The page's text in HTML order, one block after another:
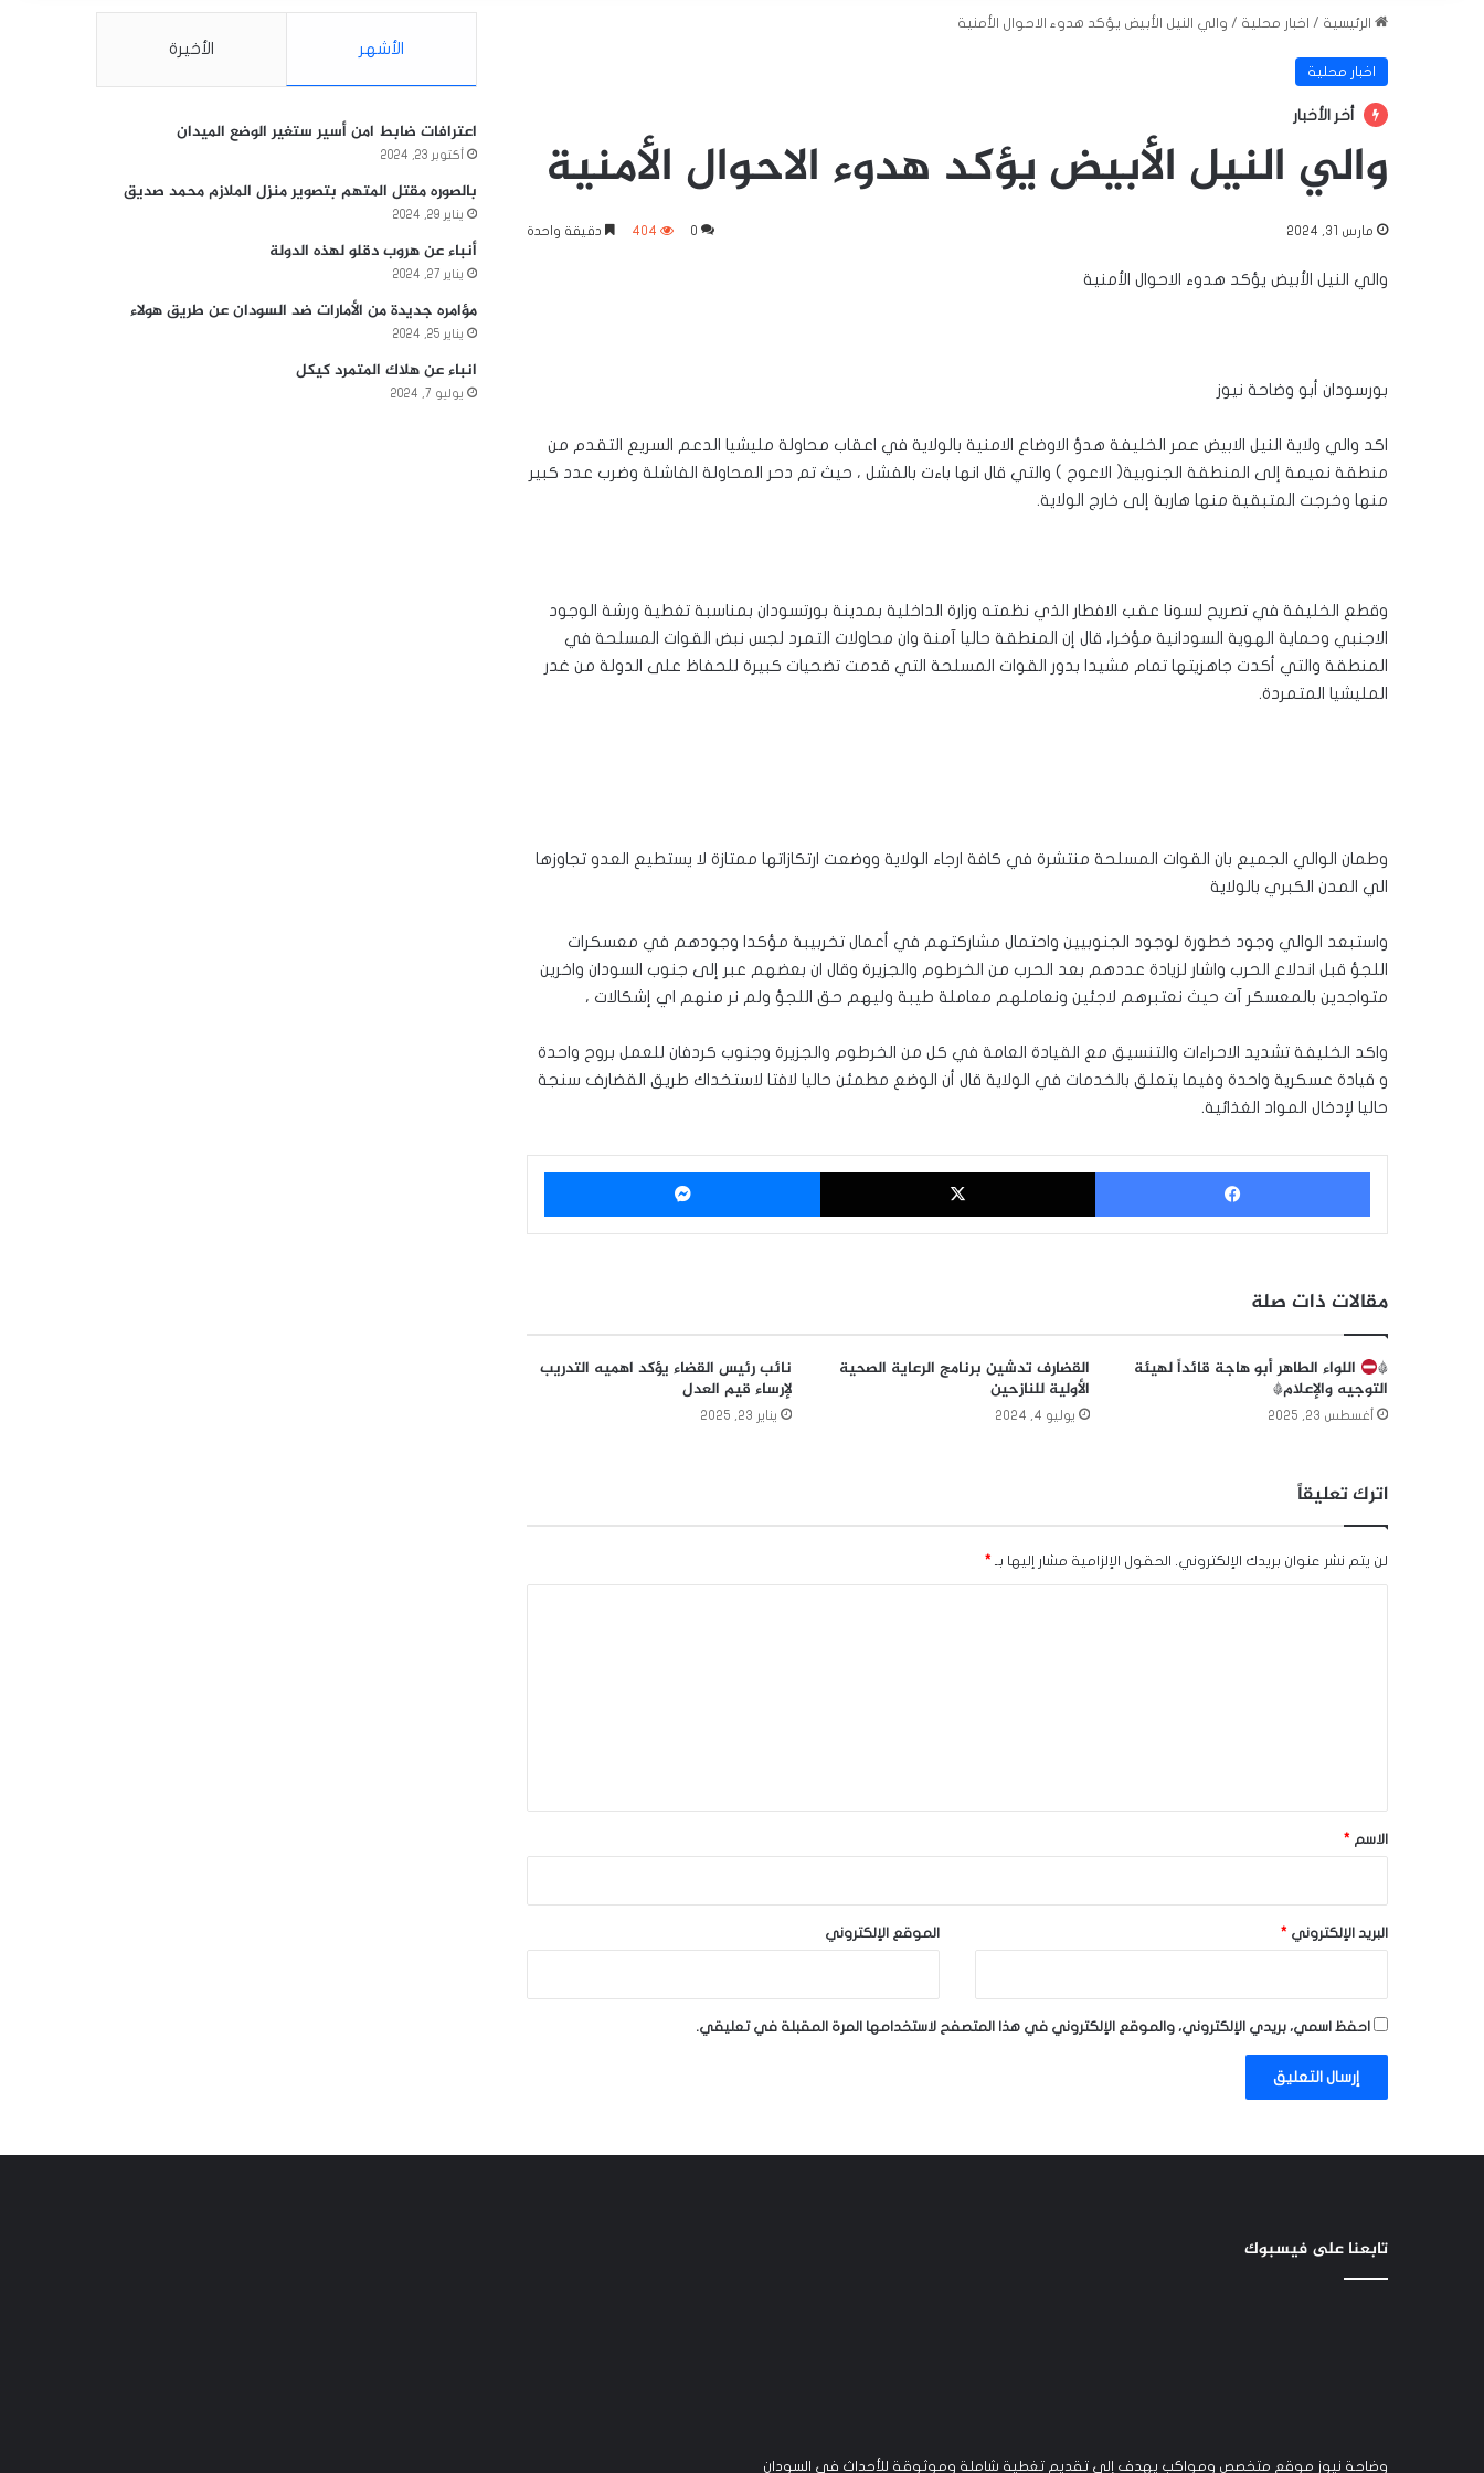
الرئيسية / اخبار محلية / والي النيل الأبيض يؤكد هدوء الاحوال الأمنية
اخبار محلية
أخر الأخبار
والي النيل الأبيض يؤكد هدوء الاحوال الأمنية
مارس 31, 2024 0
404 دقيقة واحدة
والي النيل الأبيض يؤكد هدوء الاحوال الأمنية
بورسودان أبو وضاحة نيوز
اكد والي ولاية النيل الابيض عمر الخليفة هدؤ الاوضاع الامنية بالولاية في اعقاب محاولة مليشيا الدعم السريع التقدم من
منطقة نعيمة إلى المنطقة الجنوبية( الاعوج ) والتي قال انها باءت بالفشل ، حيث تم دحر المحاولة الفاشلة وضرب عدد كبير
منها وخرجت المتبقية منها هاربة إلى خارج الولاية.
وقطع الخليفة في تصريح لسونا عقب الافطار الذي نظمته وزارة الداخلية بمدينة بورتسودان بمناسبة تغطية ورشة الوجود
الاجنبي وحماية الهوية السودانية مؤخرا، قال إن المنطقة حاليا آمنة وان محاولات التمرد لجس نبض القوات المسلحة في
المنطقة والتي أكدت جاهزيتها تمام مشيدا بدور القوات المسلحة التي قدمت تضحيات كبيرة للحفاظ على الدولة من غدر
المليشيا المتمردة.
وطمان الوالي الجميع بان القوات المسلحة منتشرة في كافة ارجاء الولاية ووضعت ارتكازاتها ممتازة لا يستطيع العدو تجاوزها
الي المدن الكبري بالولاية
واستبعد الوالي وجود خطورة لوجود الجنوبيين واحتمال مشاركتهم في أعمال تخربيبة مؤكدا وجودهم في معسكرات
اللجؤ قبل اندلاع الحرب واشار لزيادة عددهم بعد الحرب من الخرطوم والجزيرة وقال ان بعضهم عبر إلى جنوب السودان واخرين
متواجدين بالمعسكر آت حيث نعتبرهم لاجئين ونعاملهم معاملة طيبة وليهم حق اللجؤ ولم نر منهم اي إشكالات ،
واكد الخليفة تشديد الاحراءات والتنسيق مع القيادة العامة في كل من الخرطوم والجزيرة وجنوب كردفان للعمل بروح واحدة
و قيادة عسكرية واحدة وفيما يتعلق بالخدمات في الولاية قال أن الوضع مطمئن حاليا لافتا لاستخداك طريق القضارف سنجة
حاليا لإدخال المواد الغذائية.
فيسبوك ‫X
مقالات ذات صلة
*
اللواء الطاهر أبو هاجة قائداً لهيئة
التوجيه والإعلام*
أغسطس 23, 2025
القضارف تدشين برنامج الرعاية الصحية
الأولية للنازحين
يوليو 4, 2024
نائب رئيس القضاء يؤكد اهميه التدريب
لإرساء قيم العدل
يناير 23, 2025
اترك تعليقاً
لن يتم نشر عنوان بريدك الإلكتروني. الحقول الإلزامية مشار إليها بـ *
*الاسم *
البريد الإلكتروني * الموقع الإلكتروني
احفظ اسمي، بريدي الإلكتروني، والموقع الإلكتروني في هذا المتصفح لاستخدامها المرة المقبلة في تعليقي.
الأشهر الأخيرة
اعترافات ضابط امن أسير ستغير الوضع الميدان
أكتوبر 23, 2024
بالصوره مقتل المتهم بتصوير منزل الملازم محمد صديق
يناير 29, 2024
أنباء عن هروب دقلو لهذه الدولة
يناير 27, 2024
مؤامره جديدة من الأمارات ضد السودان عن طريق هولاء
يناير 25, 2024
انباء عن هلاك المتمرد كيكل
يوليو 7, 2024
تابعنا على فيسبوك
وضاحة نيوز موقع متخصص ومواكب يهدف إلى تقديم تغطية شاملة وموثوقة للأحداث في السودان